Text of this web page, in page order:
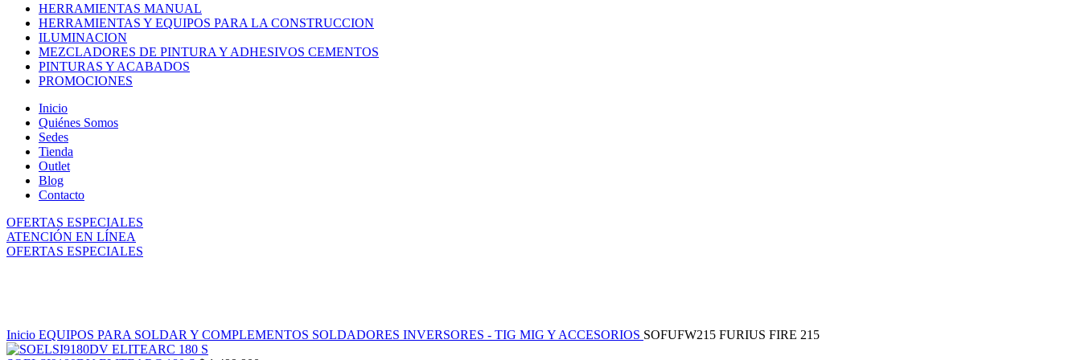
HERRAMIENTAS MANUAL
HERRAMIENTAS Y EQUIPOS PARA LA CONSTRUCCION
ILUMINACION
MEZCLADORES DE PINTURA Y ADHESIVOS CEMENTOS
PINTURAS Y ACABADOS
PROMOCIONES
Inicio
Quiénes Somos
Sedes
Tienda
Outlet
Blog
Contacto
OFERTAS ESPECIALES
ATENCIÓN EN LÍNEA
OFERTAS ESPECIALES
Inicio EQUIPOS PARA SOLDAR Y COMPLEMENTOS SOLDADORES INVERSORES - TIG MIG Y ACCESORIOS SOFUFW215 FURIUS FIRE 215